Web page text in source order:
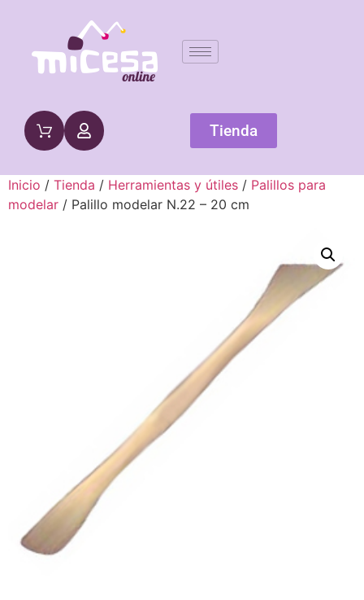
Tienda
Inicio / Tienda / Herramientas y útiles / Palillos para
modelar / Palillo modelar N.22 – 20 cm